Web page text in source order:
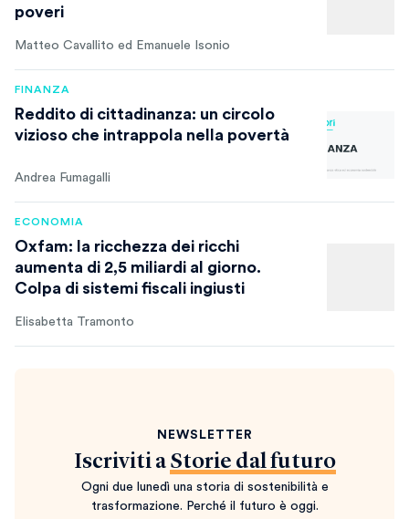
poveri
Matteo Cavallito ed Emanuele Isonio
FINANZA
Reddito di cittadinanza: un circolo
vizioso che intrappola nella povertà
Andrea Fumagalli
ECONOMIA
Oxfam: la ricchezza dei ricchi
aumenta di 2,5 miliardi al giorno.
Colpa di sistemi fiscali ingiusti
Elisabetta Tramonto
NEWSLETTER
Iscriviti a Storie dal futuro
Ogni due lunedì una storia di sostenibilità e
trasformazione. Perché il futuro è oggi.